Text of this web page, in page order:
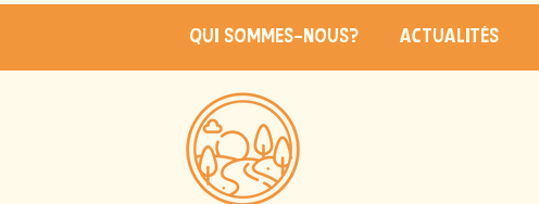
qui sommes-nous? actualités